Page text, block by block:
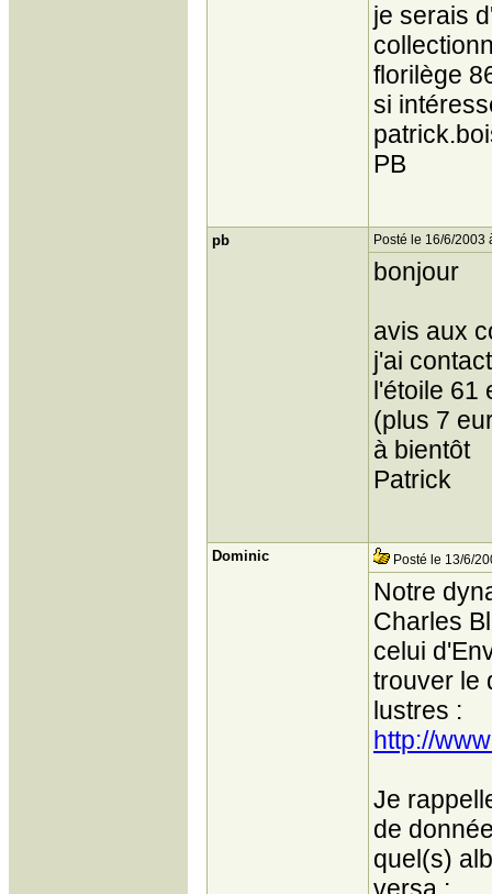
je serais
florilège
si
PB
pb Posté le 16/6/2003
bonjour
avis aux
j'ai
l'étoile 61
(plus 7
à bientôt
Patrick
Dominic Posté le 13/6/
Notre
Charles
celui
trouver le
lustres :
http://
Je
de
quel(s)